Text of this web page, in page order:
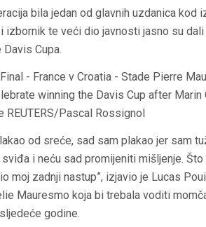
bila jedan od glavnih uzdanica kod
izbornik te veći dio javnosti jasno su
Cupa.
od sreće, sad sam plakao jer sam
i neću sad promijeniti mišljenje.
moj zadnji nastup”, izjavio je Lucas
Mauresmo koja bi trebala voditi
godine.